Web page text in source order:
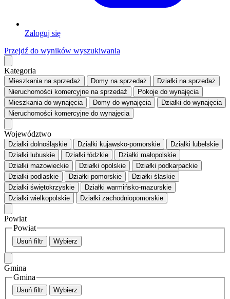
Zaloguj się
Przejdź do wyników wyszukiwania
Kategoria
Mieszkaniana sprzedaż Domy na sprzedaż Działki na sprzedaż
Nieruchomości komercyjne na sprzedaż Pokoje do wynajęcia
Mieszkaniado wynajęcia Domy do wynajęcia Działki do wynajęcia
Nieruchomości komercyjne do wynajęcia
Województwo
Działki dolnośląskie Działki kujawsko-pomorskie
Działki lubelskie
Działki lubuskie
Działki łódzkie
Działki małopolskie
Działki mazowieckie
Działki opolskie
Działki podkarpackie
Działki podlaskie
Działki pomorskie
Działki śląskie
Działki świętokrzyskie
Działki warmińsko-mazurskie
Działki wielkopolskie
Działki zachodniopomorskie
Powiat
Powiat
Usuń filtr Wybierz
Gmina
Gmina
Usuń filtr Wybierz